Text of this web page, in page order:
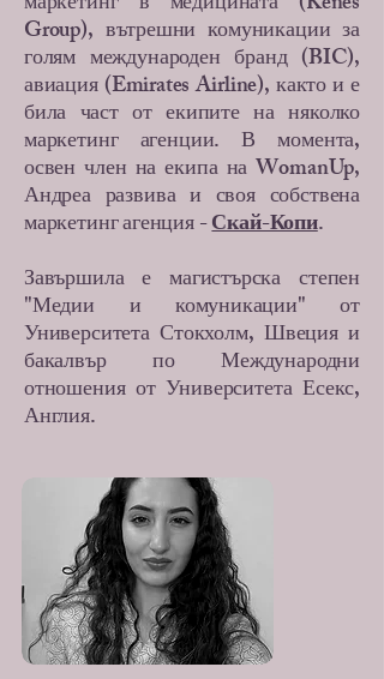
Group), вътрешни комуникации за
голям международен бранд (BIC),
авиация (Emirates Airline), както и е
била част от екипите на няколко
маркетинг агенции. В момента,
освен член на екипа на WomanUp,
Андреа развива и своя собствена
маркетинг агенция -Скай-Копи.
Завършила е магистърска степен
"Медии и комуникации" от
Университета Стокхолм, Швеция и
бакалвър по Международни
отношения от Университета Есекс,
Англия.